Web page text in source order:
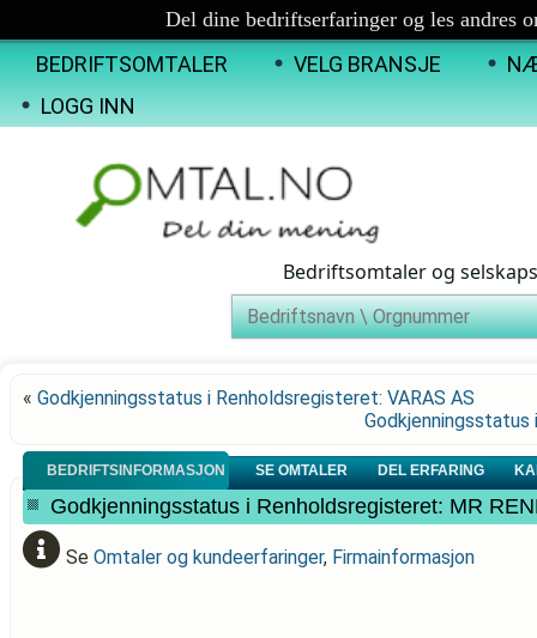
Del dine bedriftserfaringer og les andres
BEDRIFTSOMTALER VELG BRANSJE
LOGG INN
Bedriftsomtaler og
« Godkjenningsstatus i Renholdsregisteret: VARAS AS
Godkjenningsstatus
BEDRIFTSINFORMASJON SE OMTALER DEL ERFARING
Godkjenningsstatus i Renholdsregisteret: MR
Se Omtaler og kundeerfaringer, Firmainformasjon